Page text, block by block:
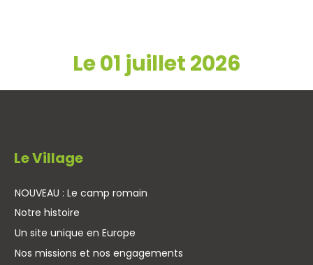
Le 01 juillet 2026
Le Village
NOUVEAU : Le camp romain
Notre histoire
Un site unique en Europe
Nos missions et nos engagements